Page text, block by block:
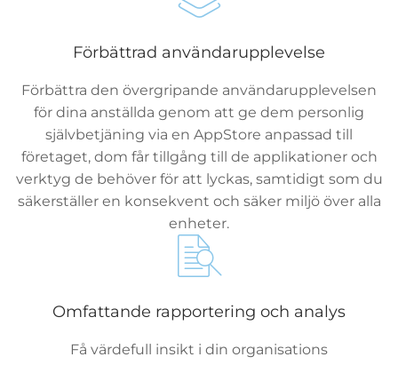
Förbättrad användarupplevelse
Förbättra den övergripande användarupplevelsen
för dina anställda genom att ge dem personlig
självbetjäning via en AppStore anpassad till
företaget, dom får tillgång till de applikationer och
verktyg de behöver för att lyckas, samtidigt som du
säkerställer en konsekvent och säker miljö över alla
enheter.
Omfattande rapportering och analys
Få värdefull insikt i din organisations